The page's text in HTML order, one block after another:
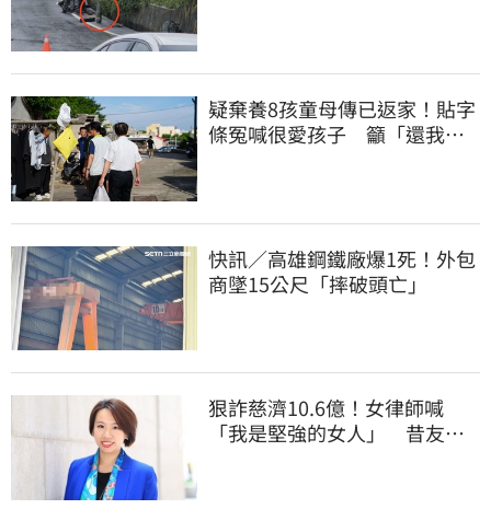
疑棄養8孩童母傳已返家！貼字
條冤喊很愛孩子 籲「還我們
快訊／高雄鋼鐵廠爆1死！外包
商墜15公尺「摔破頭亡」
狠詐慈濟10.6億！女律師喊
「我是堅強的女人」 昔友人